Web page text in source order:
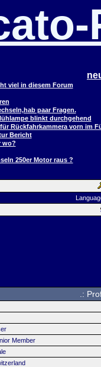
viel in diesem Forum
paar Fragen.
blinkt durchgehend
Rückfahrkammera vorn im
Bericht
wo?
250er Motor raus ?
.:
Member